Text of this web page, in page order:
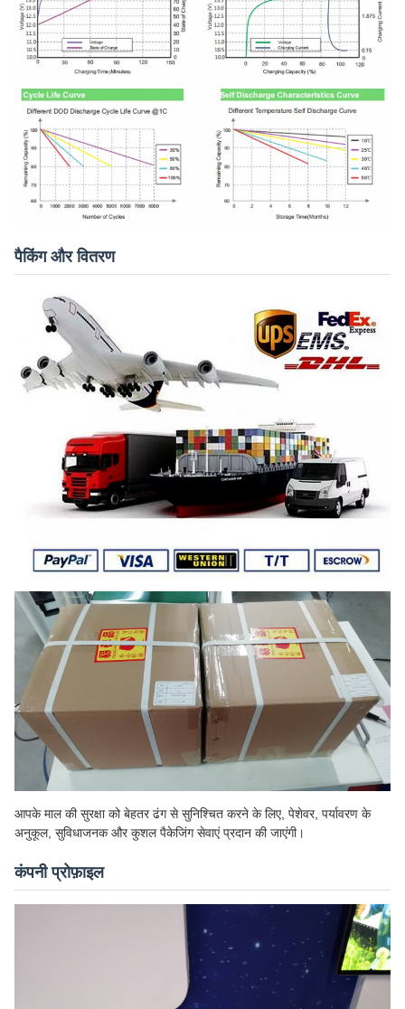
पैकिंग और वितरण
आपके माल की सुरक्षा को बेहतर ढंग से सुनिश्चित करने के लिए, पेशेवर, पर्यावरण के
अनुकूल, सुविधाजनक और कुशल पैकेजिंग सेवाएं प्रदान की जाएंगी।
कंपनी प्रोफ़ाइल